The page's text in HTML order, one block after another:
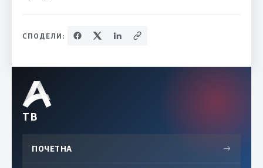
СПОДЕЛИ:
ТВ
ПОЧЕТНА →